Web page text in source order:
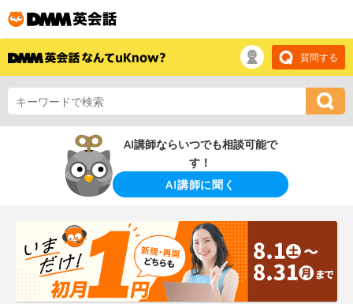
質問する
AI講師ならいつでも相談可能で
す！
AI講師に聞く